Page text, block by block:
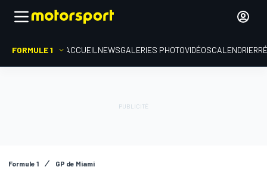
FORMULE 1 ACCUEIL NEWSGALERIES PHOTOVIDÉOSCALENDRIER
Formule 1 GP de Miami